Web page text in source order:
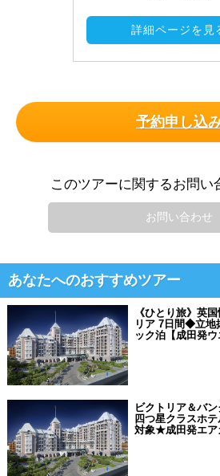
詳細ページを見
予約申し込
このツアーに関するお問い
お問い合わせ
あなたへのおすすめツアー
《ひとり旅》英
リア 7日間◆立地
ック泊【成田発
ビクトリア＆バ
四つ星クラスホ
対象★成田発エア